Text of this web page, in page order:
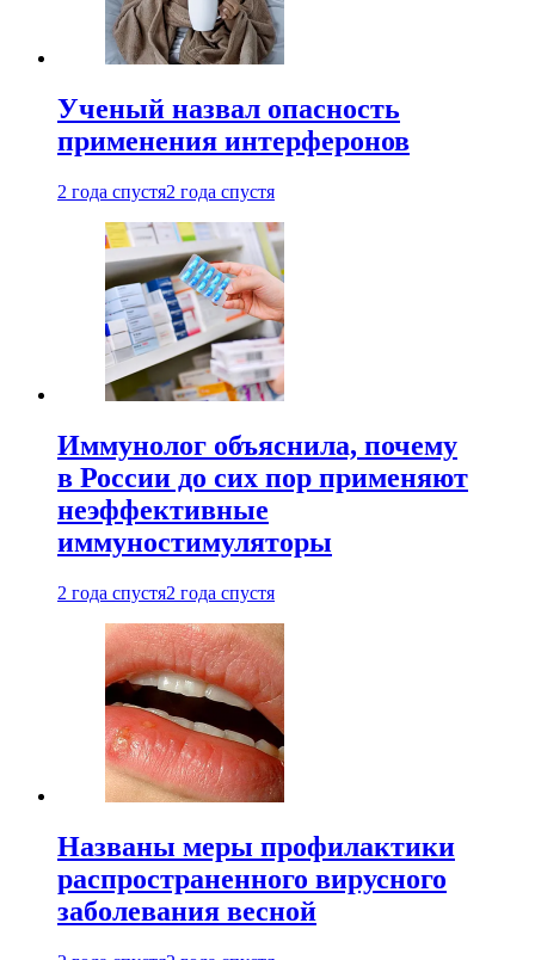
Ученый назвал опасность
применения интерферонов
2 года спустя2 года спустя
Иммунолог объяснила, почему
в России до сих пор применяют
неэффективные
иммуностимуляторы
2 года спустя2 года спустя
Названы меры профилактики
распространенного вирусного
заболевания весной